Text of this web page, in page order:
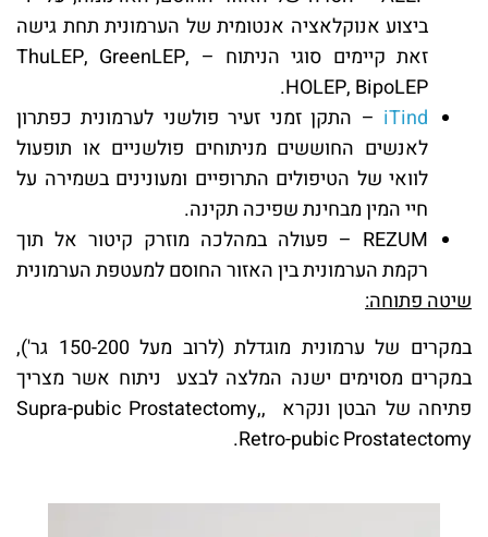
ביצוע אנוקלאציה אנטומית של הערמונית תחת גישה
זאת קיימים סוגי הניתוח – ThuLEP, GreenLEP,
HOLEP, BipoLEP.
iTind – התקן זמני זעיר פולשני לערמונית כפתרון
לאנשים החוששים מניתוחים פולשניים או תופעול
לוואי של הטיפולים התרופיים ומעונינים בשמירה על
חיי המין מבחינת שפיכה תקינה.
REZUM – פעולה במהלכה מוזרק קיטור אל תוך
רקמת הערמונית בין האזור החוסם למעטפת הערמונית
שיטה פתוחה:
במקרים של ערמונית מוגדלת (לרוב מעל 150-200 גר'),
במקרים מסוימים ישנה המלצה לבצע ניתוח אשר מצריך
פתיחה של הבטן ונקרא Supra-pubic Prostatectomy,,
Retro-pubic Prostatectomy.